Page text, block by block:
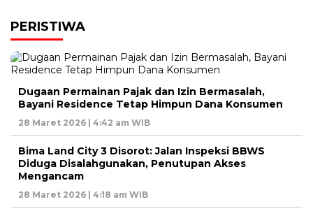
PERISTIWA
Dugaan Permainan Pajak dan Izin Bermasalah,
Bayani Residence Tetap Himpun Dana Konsumen
28 Maret 2026 | 4:42 am WIB
Bima Land City 3 Disorot: Jalan Inspeksi BBWS
Diduga Disalahgunakan, Penutupan Akses
Mengancam
28 Maret 2026 | 4:18 am WIB